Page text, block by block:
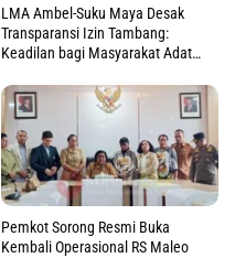
LMA Ambel-Suku Maya Desak
Transparansi Izin Tambang:
Keadilan bagi Masyarakat Adat
Pemkot Sorong Resmi Buka
Kembali Operasional RS Maleo